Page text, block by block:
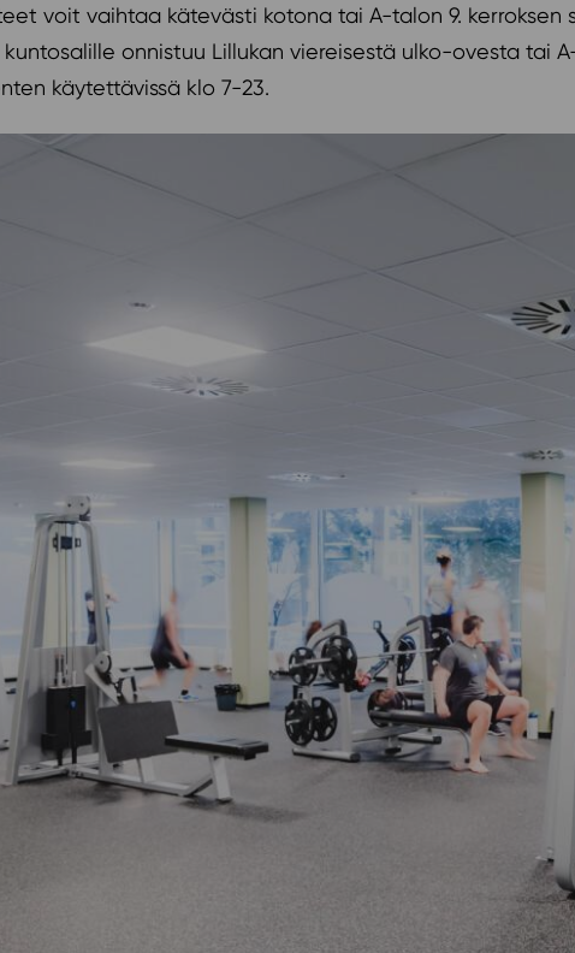
voit vaihtaa kätevästi kotona tai A-talon 9. kerroksen
kuntosalille onnistuu Lillukan viereisestä ulko-ovesta tai
käytettävissä klo 7-23.